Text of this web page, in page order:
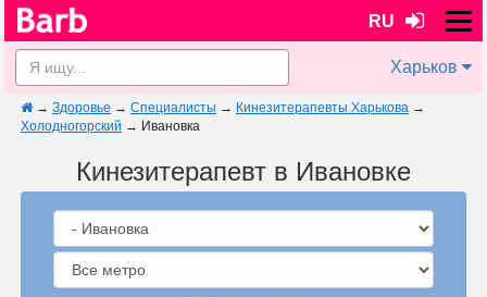
RU
Харьков
→ Здоровье → Специалисты → Кинезитерапевты Харькова →
Холодногорский → Ивановка
Кинезитерапевт в Ивановке